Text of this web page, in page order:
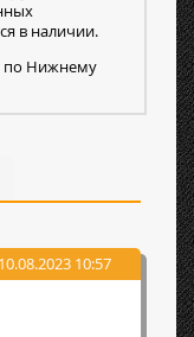
в наличии.
по Нижнему
10.08.2023 10:57